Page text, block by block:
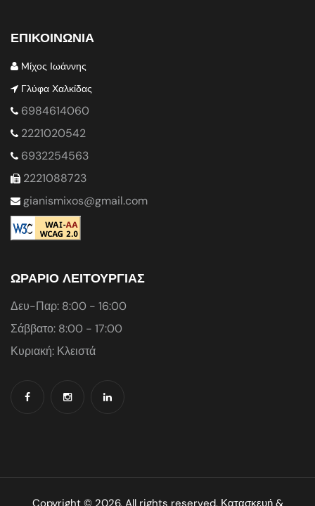
ΕΠΙΚΟΙΝΩΝΙΑ
Mίχος Ιωάννης
Γλύφα Χαλκίδας
6984614060
2221020542
6932254563
2221088723
gianismixos@gmail.com
ΩΡΑΡΙΟ ΛΕΙΤΟΥΡΓΙΑΣ
Δευ-Παρ: 8:00 - 16:00
Σάββατο: 8:00 - 17:00
Κυριακή: Κλειστά